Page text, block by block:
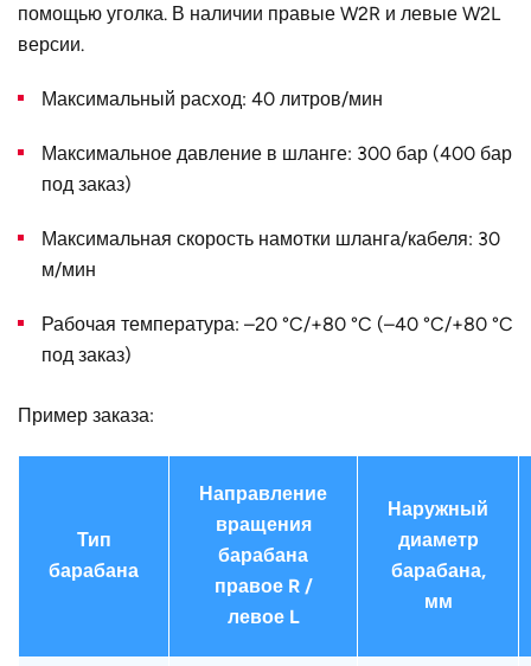
F, мм 272
E, мм
B, мм
Конструктивное
для двойного шланга
диаметр D, мм
помощью уголка. В наличии правые W2R и левые W2L
версии.
Максимальный расход: 40 литров/мин
Максимальное давление в шланге: 300 бар (400 бар
под заказ)
Максимальная скорость намотки шланга/кабеля: 30
м/мин
Рабочая температура: –20 °C/+80 °C (–40 °C/+80 °C
под заказ)
Пример заказа:
Тип
барабана
Направление
вращения
барабана
правое R /
левое L
Наружный
диаметр
барабана,
мм